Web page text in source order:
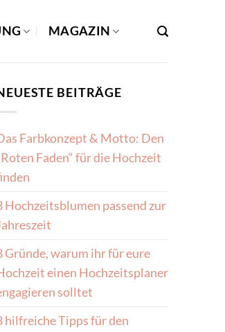
MAGAZIN
BEITRÄGE
Farbkonzept & Motto: Den
Faden“ für die Hochzeit
Hochzeitsblumen passend zur
Gründe, warum ihr für eure
einen Hochzeitsplaner
solltet
hilfreiche Tipps für den